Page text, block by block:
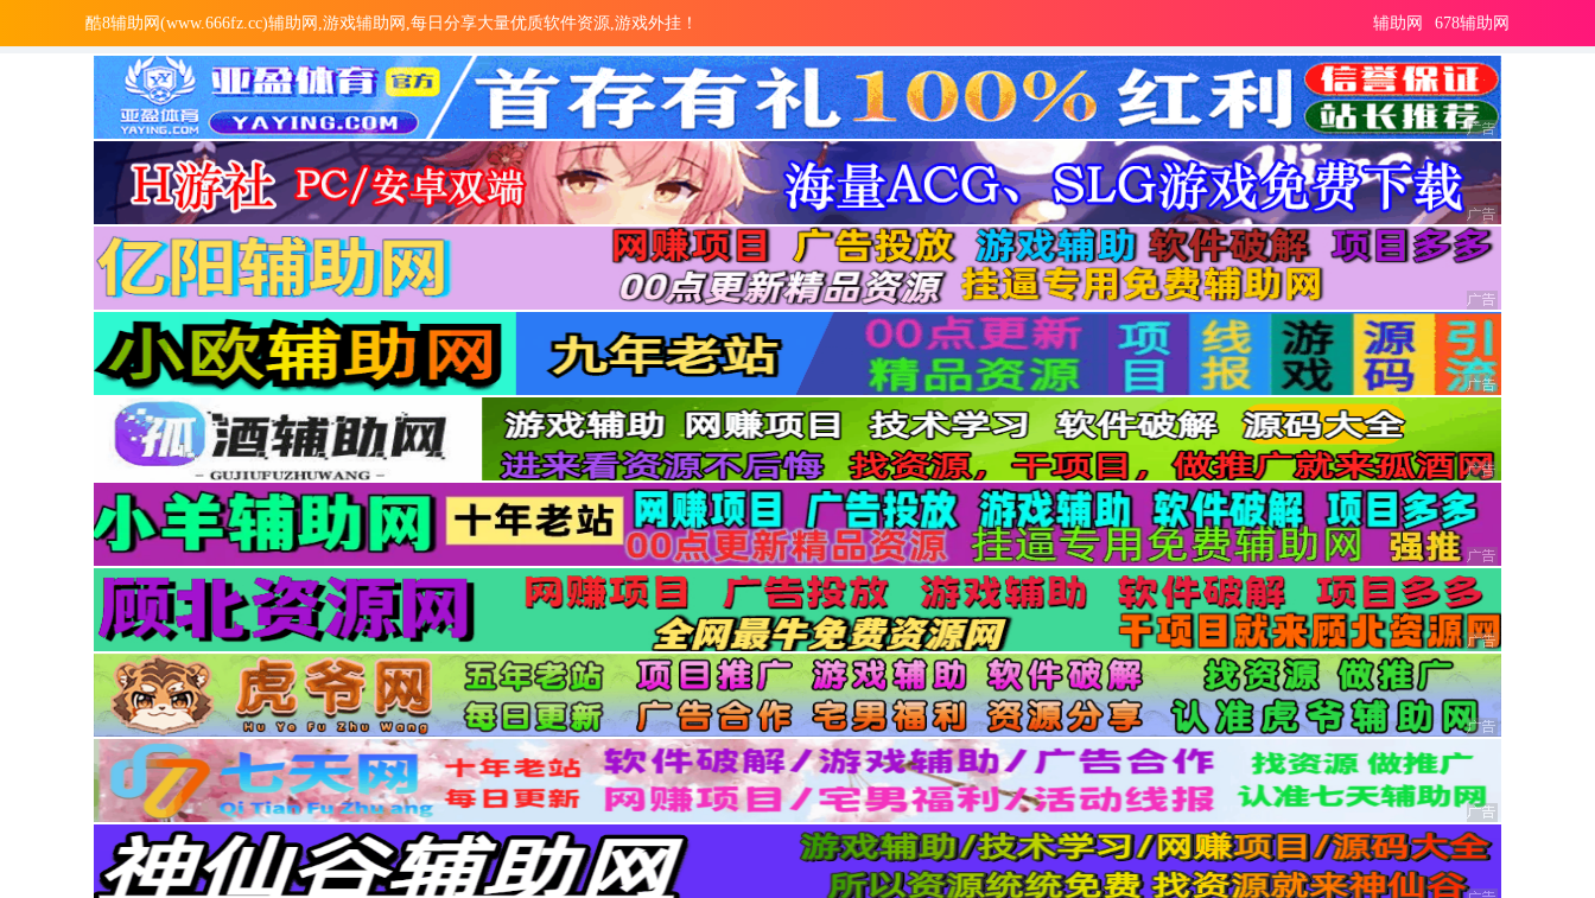
酷8辅助网(www.666fz.cc)辅助网,游戏辅助网,每日分享大量优质软件资源,游戏外挂！ 678辅助网
辅助网